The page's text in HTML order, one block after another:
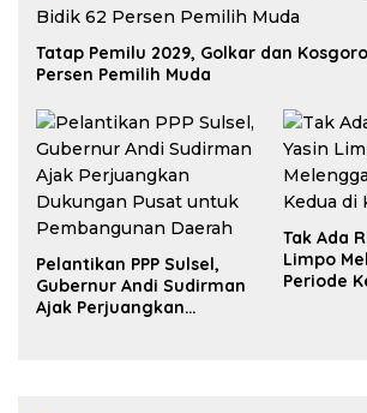
Tatap Pemilu 2029, Golkar dan
Persen Pemilih Muda
Pelantikan PPP Sulsel,
Gubernur Andi Sudirman
Ajak Perjuangkan
Tak Ada
Limpo
Periode